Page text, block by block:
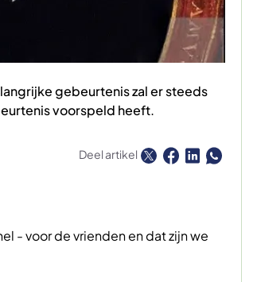
gebeurtenis zal er steeds
voorspeld heeft.
Deel artikel
- voor de vrienden en dat zijn we